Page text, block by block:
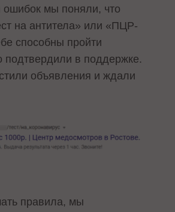
мы поняли, что
на антитела» или «ПЦР-
способны пройти
в поддержке.
объявления и ждали
правила, мы